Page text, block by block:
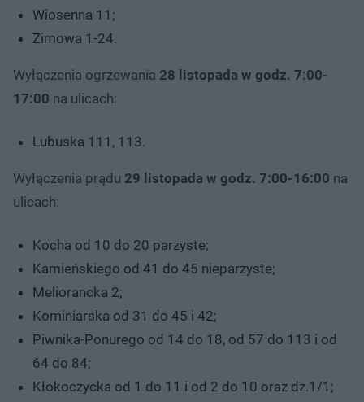
Wiosenna 11;
Zimowa 1-24.
Wyłączenia ogrzewania 28 listopada w godz. 7:00-
17:00 na ulicach:
Lubuska 111, 113.
Wyłączenia prądu 29 listopada w godz. 7:00-16:00 na
ulicach:
Kocha od 10 do 20 parzyste;
Kamieńskiego od 41 do 45 nieparzyste;
Meliorancka 2;
Kominiarska od 31 do 45 i 42;
Piwnika-Ponurego od 14 do 18, od 57 do 113 i od
64 do 84;
Kłokoczycka od 1 do 11 i od 2 do 10 oraz dz.1/1;